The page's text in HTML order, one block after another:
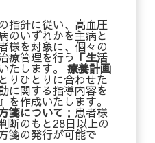
指針に従い、高血圧
のいずれかを主病と
様を対象に、個々の
療管理を行う 「生活
たします。療養計画
りひとりに合わせた
に関する指導内容を
を作成いたします。
箋について ：患者様
断のもと28日以上の
箋の発行が可能で